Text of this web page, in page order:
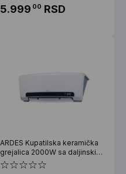
5.999 00 RSD
ARDES Kupatilska keramička
grejalica 2000W sa daljinskim
AR4W08P